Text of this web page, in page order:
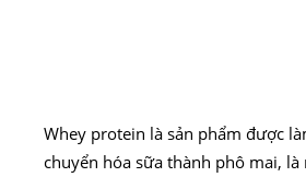
Whey protein là sản phẩm được
chuyển hóa sữa thành phô mai, là